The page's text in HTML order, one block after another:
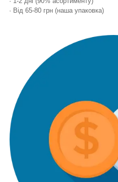
· Від 65-80 грн (наша упаковка)